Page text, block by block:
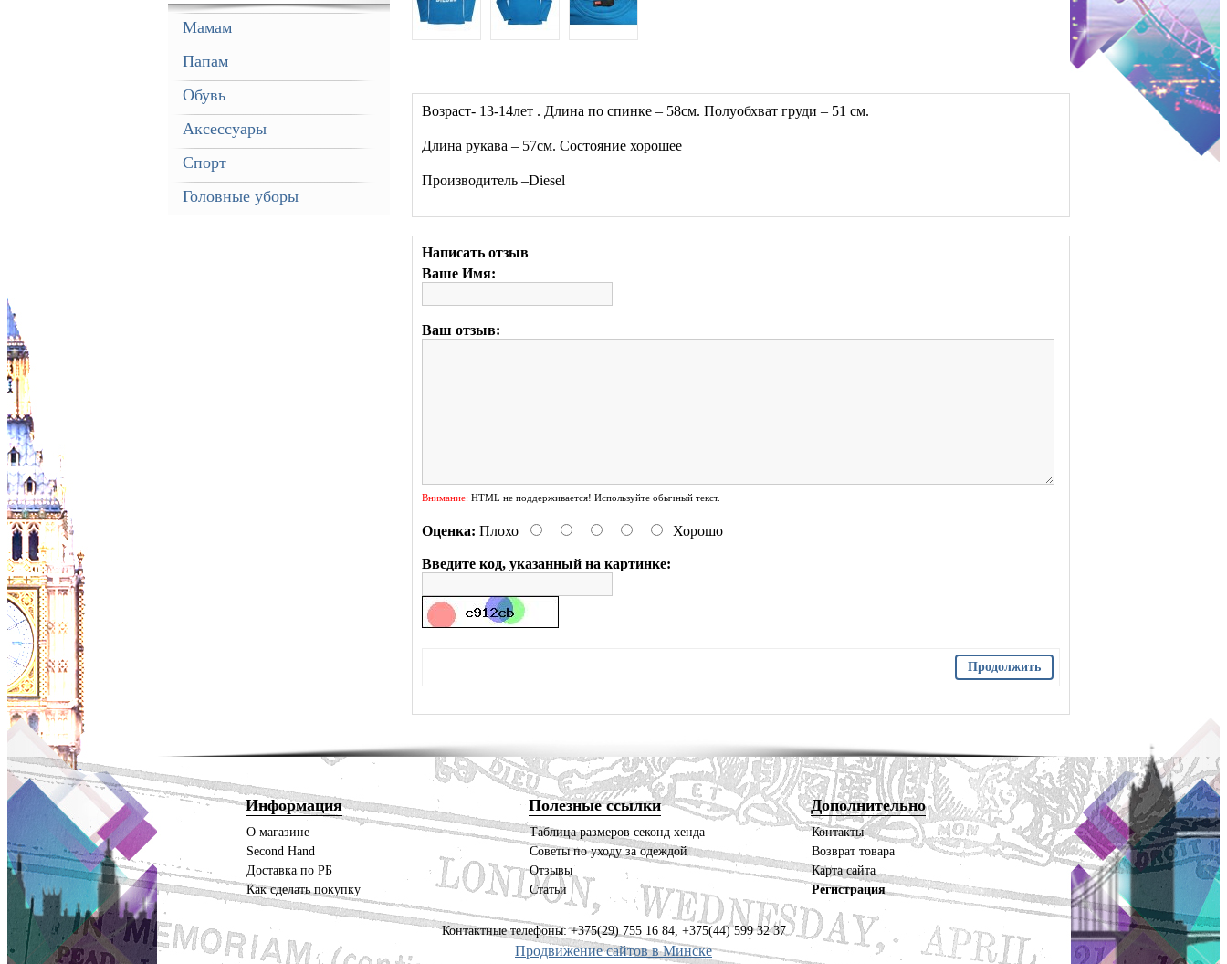
Мамам
Папам
Обувь
Аксессуары
Спорт
Головные уборы
Возраст- 13-14лет . Длина по спинке – 58см. Полуобхват груди – 51 см.
Длина рукава – 57см. Состояние хорошее
Производитель –Diesel
Написать отзыв
Ваше Имя:
Ваш отзыв:
Внимание: HTML не поддерживается! Используйте обычный текст.
Оценка: Плохо Хорошо
Введите код, указанный на картинке:
Продолжить
Информация
О магазине
Second Hand
Доставка по РБ
Как сделать покупку
Полезные ссылки
Таблица размеров секонд хенда
Советы по уходу за одеждой
Отзывы
Статьи
Дополнительно
Контакты
Возврат товара
Карта сайта
Регистрация
Контактные телефоны: +375(29) 755 16 84, +375(44) 599 32 37
Продвижение сайтов в Минске